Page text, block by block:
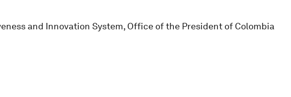
and Innovation System, Office of the President of Colombia